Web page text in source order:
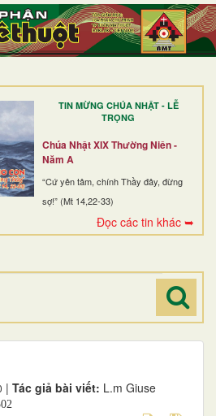
TIN MỪNG CHÚA NHẬT - LỄ
TRỌNG
Chúa Nhật XIX Thường Niên -
Năm A
“Cứ yên tâm, chính Thầy đây, đừng
sợ!” (Mt 14,22-33)
Đọc các tin khác ➥
| Tác giả bài viết: L.m Giuse